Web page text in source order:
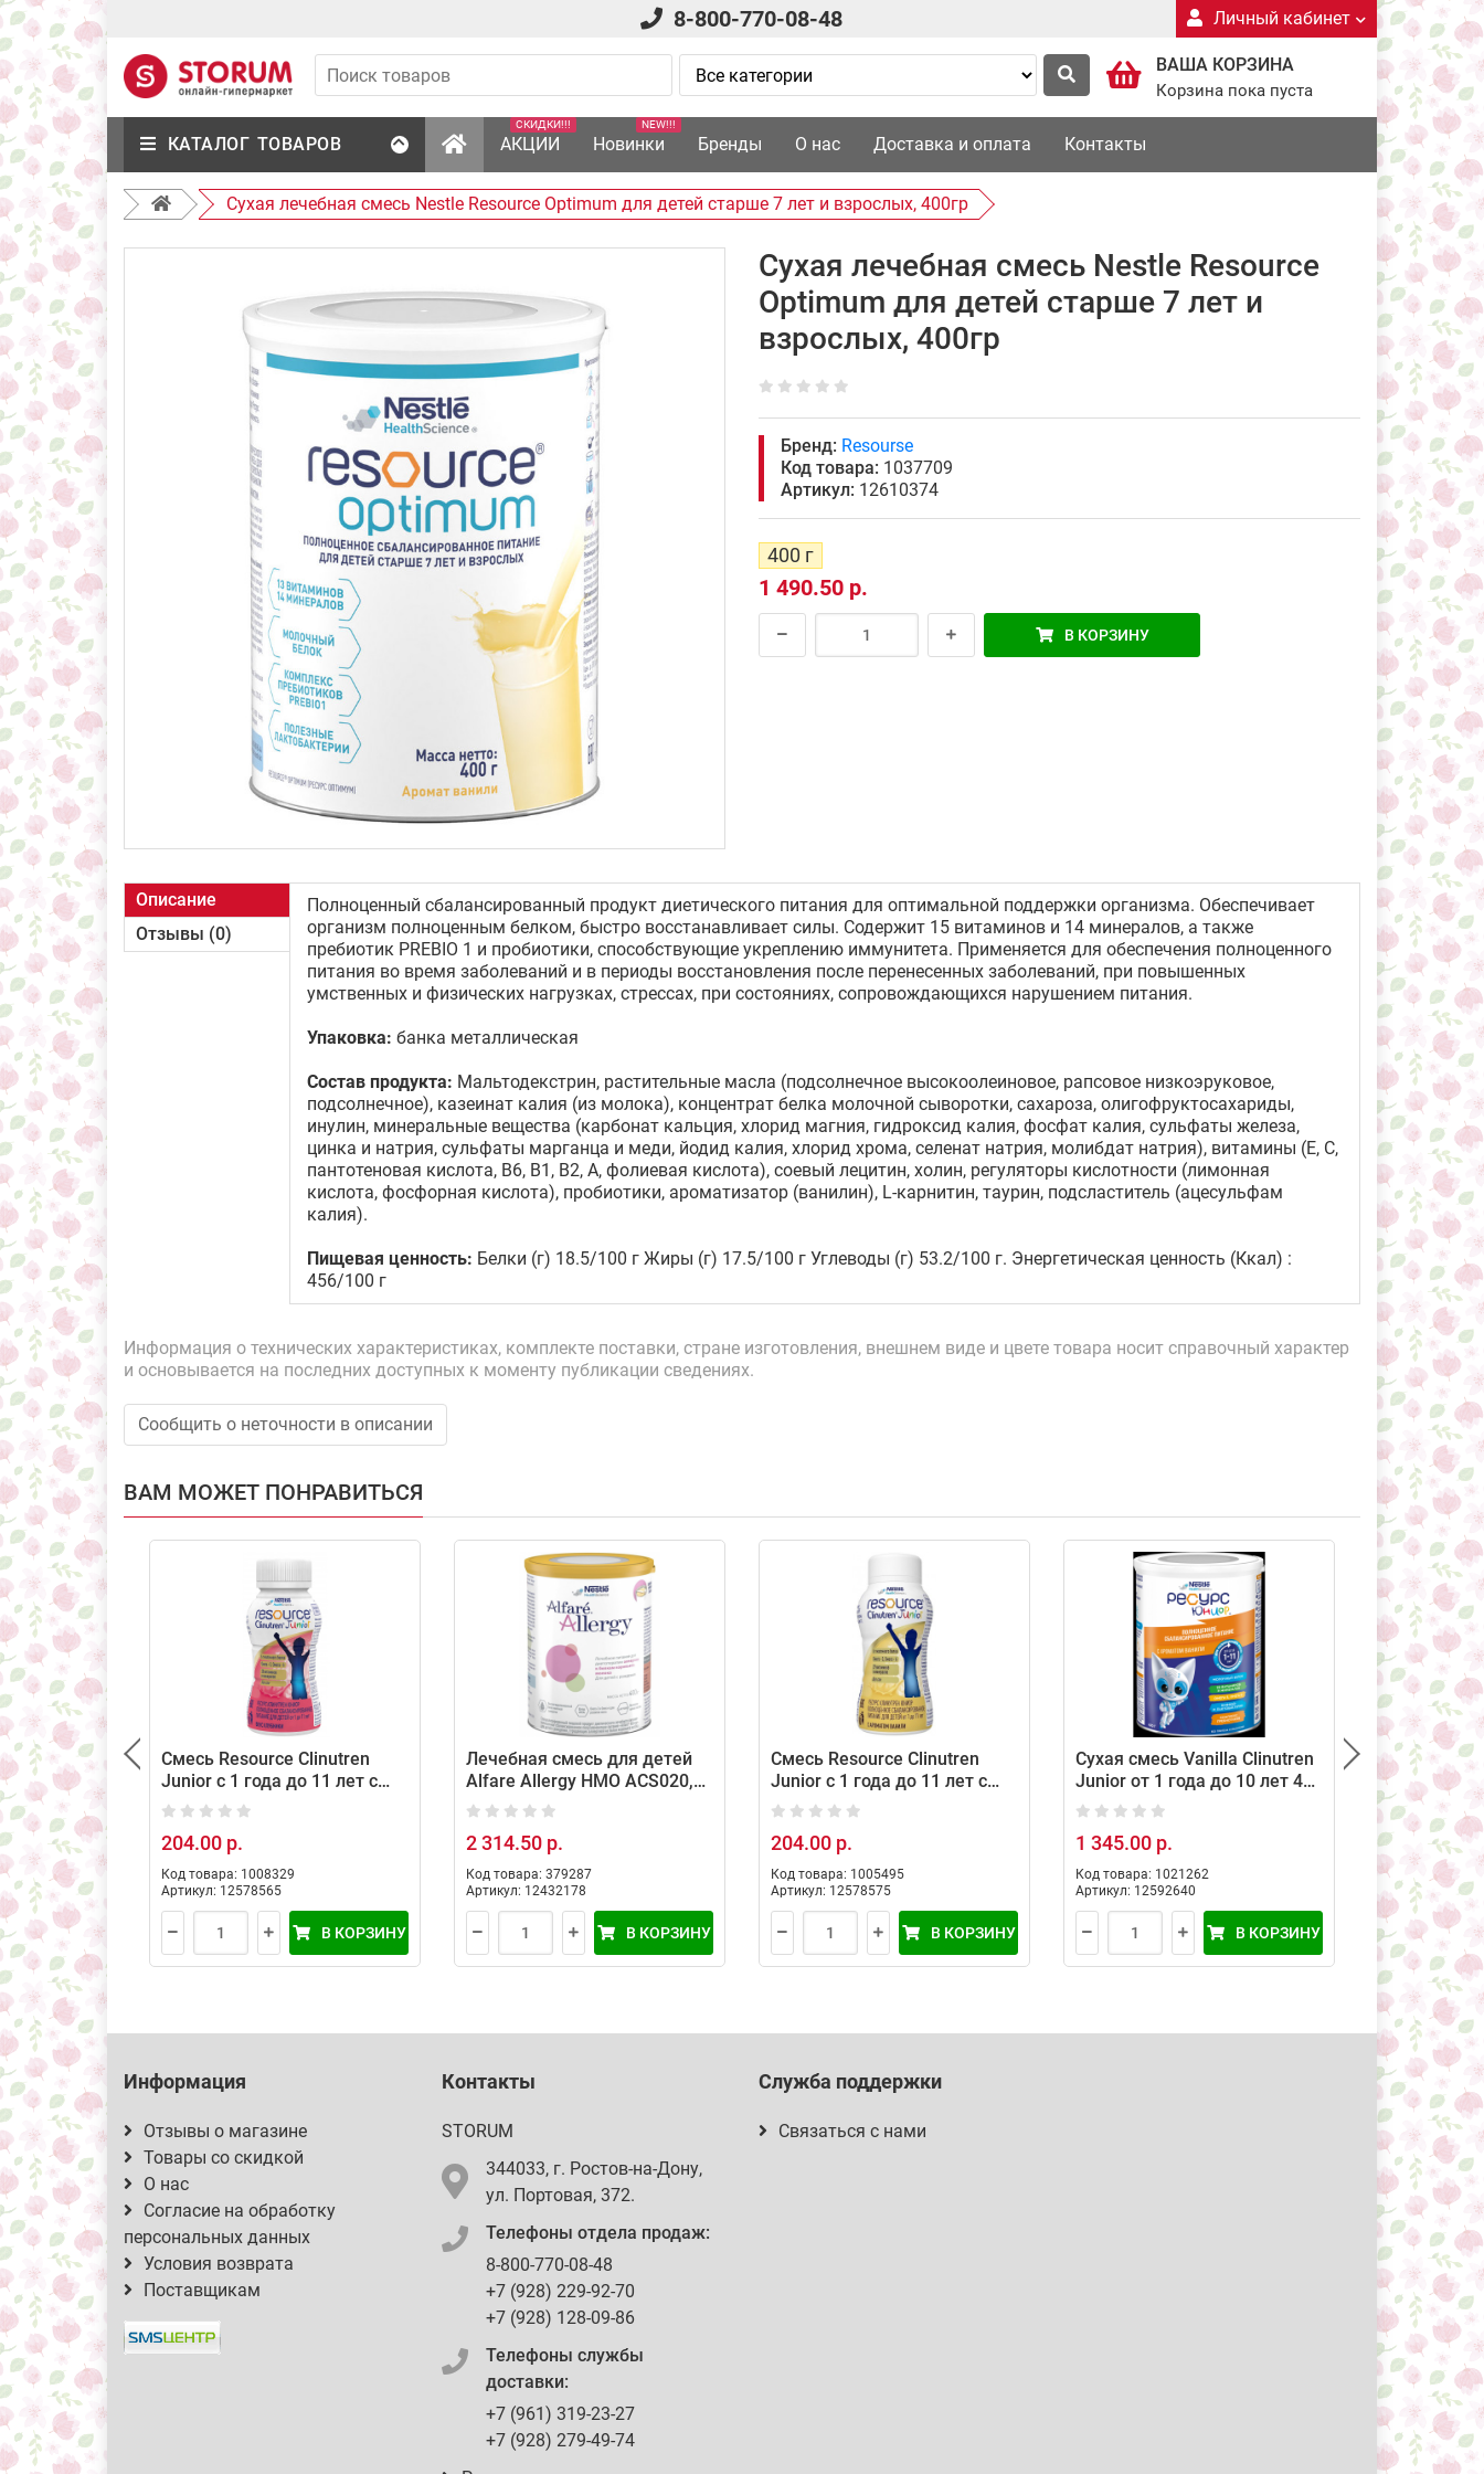
8-800-770-08-48 Личный кабинет
ВАША КОРЗИНА
Корзина пока пуста
КАТАЛОГ ТОВАРОВ АКЦИИ
СКИДКИ!!!
Новинки
NEW!!!
Бренды О нас Доставка и оплата Контакты
Сухая лечебная смесь Nestle Resource Optimum для детей старше 7 лет и взрослых, 400гр
Сухая лечебная смесь Nestle Resource
Optimum для детей старше 7 лет и
взрослых, 400гр
Бренд: Resourse
Код товара: 1037709
Артикул: 12610374
400 г
1 490.50 р.
В КОРЗИНУ
Описание
Отзывы (0)
Полноценный сбалансированный продукт диетического питания для оптимальной поддержки организма. Обеспечивает
организм полноценным белком, быстро восстанавливает силы. Содержит 15 витаминов и 14 минералов, а также
пребиотик PREBIO 1 и пробиотики, способствующие укреплению иммунитета. Применяется для обеспечения полноценного
питания во время заболеваний и в периоды восстановления после перенесенных заболеваний, при повышенных
умственных и физических нагрузках, стрессах, при состояниях, сопровождающихся нарушением питания.
Упаковка: банка металлическая
Состав продукта: Мальтодекстрин, растительные масла (подсолнечное высокоолеиновое, рапсовое низкоэруковое,
подсолнечное), казеинат калия (из молока), концентрат белка молочной сыворотки, сахароза, олигофруктосахариды,
инулин, минеральные вещества (карбонат кальция, хлорид магния, гидроксид калия, фосфат калия, сульфаты железа,
цинка и натрия, сульфаты марганца и меди, йодид калия, хлорид хрома, селенат натрия, молибдат натрия), витамины (Е, С,
пантотеновая кислота, В6, В1, В2, А, фолиевая кислота), соевый лецитин, холин, регуляторы кислотности (лимонная
кислота, фосфорная кислота), пробиотики, ароматизатор (ванилин), L-карнитин, таурин, подсластитель (ацесульфам
калия).
Пищевая ценность: Белки (г) 18.5/100 г Жиры (г) 17.5/100 г Углеводы (г) 53.2/100 г. Энергетическая ценность (Ккал) :
456/100 г
Информация о технических характеристиках, комплекте поставки, стране изготовления, внешнем виде и цвете товара носит справочный характер
и основывается на последних доступных к моменту публикации сведениях.
Сообщить о неточности в описании
ВАМ МОЖЕТ ПОНРАВИТЬСЯ
Смесь Resource Clinutren
Junior с 1 года до 11 лет с
ароматом клубники 200 мл
204.00 р.
Код товара: 1008329
Артикул: 12578565
В КОРЗИНУ
Лечебная смесь для детей
Alfare Allergy HMO ACS020,
400 г
2 314.50 р.
Код товара: 379287
Артикул: 12432178
В КОРЗИНУ
Смесь Resource Clinutren
Junior c 1 года до 11 лет с
ароматом ванили 200 мл
204.00 р.
Код товара: 1005495
Артикул: 12578575
В КОРЗИНУ
Сухая смесь Vanilla Clinutren
Junior от 1 года до 10 лет 400
г
1 345.00 р.
Код товара: 1021262
Артикул: 12592640
В КОРЗИНУ
RESOURCE
для детей
800г
2 286.00 р.
Код товара:
Артикул:
Информация
Отзывы о магазине
Товары со скидкой
О нас
Согласие на обработку
персональных данных
Условия возврата
Поставщикам
Контакты
STORUM
344033, г. Ростов-на-Дону,
ул. Портовая, 372.
Телефоны отдела продаж:
8-800-770-08-48
+7 (928) 229-92-70
+7 (928) 128-09-86
Телефоны службы
доставки:
+7 (961) 319-23-27
+7 (928) 279-49-74
Служба поддержки
Связаться с нами